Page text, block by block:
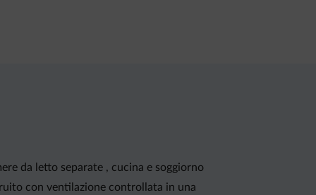
da letto separate , cucina e soggiorno
con ventilazione controllata in una